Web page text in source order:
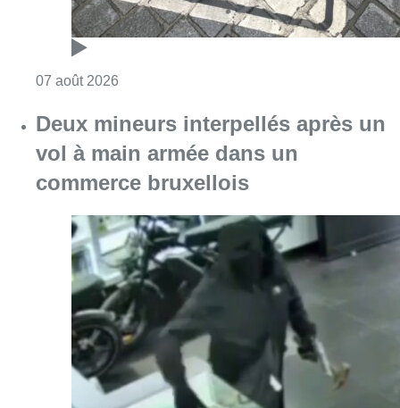
07 août 2026
Deux mineurs interpellés après un
vol à main armée dans un
commerce bruxellois